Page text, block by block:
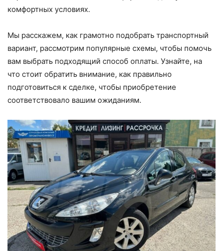
комфортных условиях.
Мы расскажем, как грамотно подобрать транспортный
вариант, рассмотрим популярные схемы, чтобы помочь
вам выбрать подходящий способ оплаты. Узнайте, на
что стоит обратить внимание, как правильно
подготовиться к сделке, чтобы приобретение
соответствовало вашим ожиданиям.